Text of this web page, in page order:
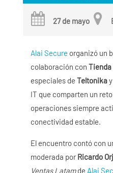
27 de mayo
Alai Secure organizó un
colaboración con
especiales de Teltonikay
IT que comparten un
operaciones siempre
conectividad estable.
El encuentro contó con
moderada por Ricardo
Ventas Latamde Alai